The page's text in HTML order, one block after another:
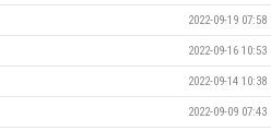
2022-09-19 07:58
2022-09-16 10:53
2022-09-14 10:38
2022-09-09 07:43